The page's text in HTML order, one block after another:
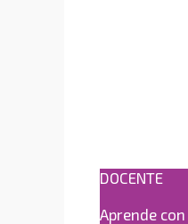
DOCENTE
Aprende